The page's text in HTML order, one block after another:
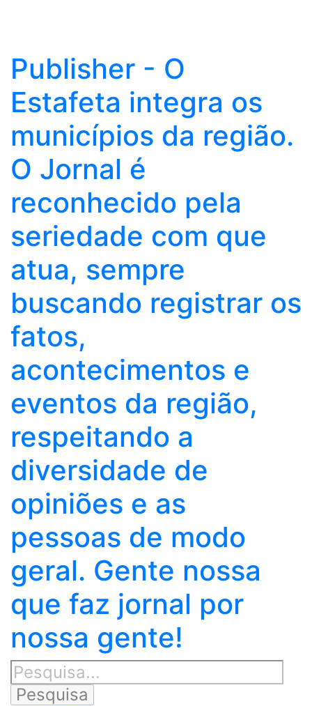
Publisher - O
Estafeta integra os
municípios da região.
O Jornal é
reconhecido pela
seriedade com que
atua, sempre
buscando registrar os
fatos,
acontecimentos e
eventos da região,
respeitando a
diversidade de
opiniões e as
pessoas de modo
geral. Gente nossa
que faz jornal por
nossa gente!